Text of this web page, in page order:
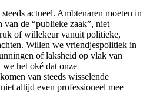
actueel. Ambtenaren moeten in
van de “publieke zaak”, niet
of willekeur vanuit politieke,
Willen we vriendjespolitiek in
of laksheid op vlak van
het oké dat onze
van steeds wisselende
altijd even professioneel mee